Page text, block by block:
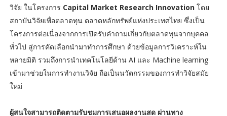
วิจัย ในโครงการ Capital Market Research Innovationโดย
สถาบันวิจัยเพื่อตลาดทุน ตลาดหลักทรัพย์แห่งประเทศไทย ซึ่งเป็น
โครงการต่อเนื่องจากการเปิดรับคำถามเกี่ยวกับตลาดทุนจากบุคคล
ทั่วไป สู่การคัดเลือกนำมาทำการศึกษา ด้วยข้อมูลการวิเคราะห์ใน
หลายมิติ รวมถึงการนำเทคโนโลยีด้าน AI และ Machine learning
เข้ามาช่วยในการทำงานวิจัย ถือเป็นนวัตกรรมของการทำวิจัยสมัย
ใหม่
ผู้สนใจสามารถติดตามรับชมการเสนอผลงานสด ผ่านทาง